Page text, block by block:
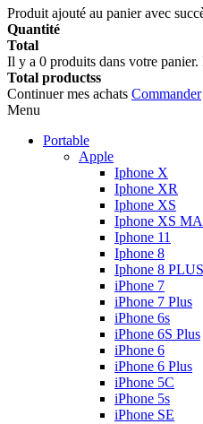
Produit ajouté au panier avec
Quantité
Total
Il y a 0 produits dans votre panier.
Total productss
Continuer mes achats Commander
Menu
Portable
Apple
Iphone X
Iphone XR
Iphone XS
Iphone XS
Iphone 11
Iphone 8
Iphone 8 PLUS
iPhone 7
iPhone 7 Plus
iPhone 6s
iPhone 6S Plus
iPhone 6
iPhone 6 Plus
iPhone 5C
iPhone 5s
iPhone SE